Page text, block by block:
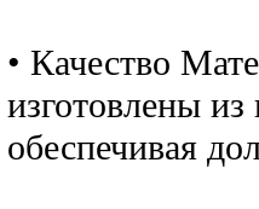
• Качество
изготовлены
обеспечивая